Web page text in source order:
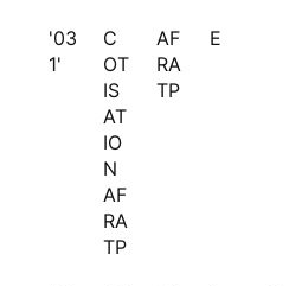
'03
1'
C
OT
IS
AT
IO
N
AF
RA
TP
AF
RA
TP
E